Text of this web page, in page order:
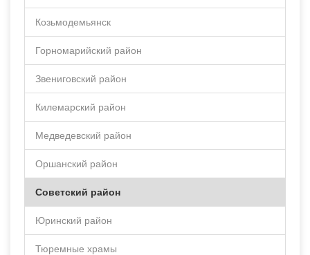
Козьмодемьянск
Горномарийский район
Звениговский район
Килемарский район
Медведевский район
Оршанский район
Советский район
Юринский район
Тюремные храмы